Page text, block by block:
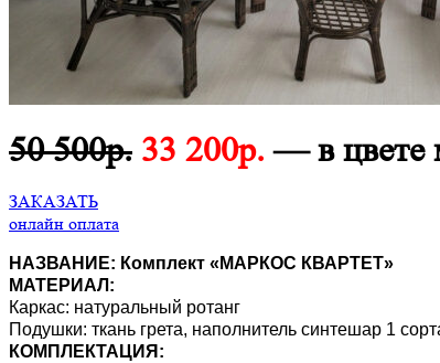
50 500р. 33 200р. — в цвете
ЗАКАЗАТЬ
онлайн оплата
НАЗВАНИЕ: Комплект «МАРКОС КВАРТЕТ»
МАТЕРИАЛ:
Каркас: натуральный ротанг
Подушки: ткань грета, наполнитель синтешар 1
КОМПЛЕКТАЦИЯ: